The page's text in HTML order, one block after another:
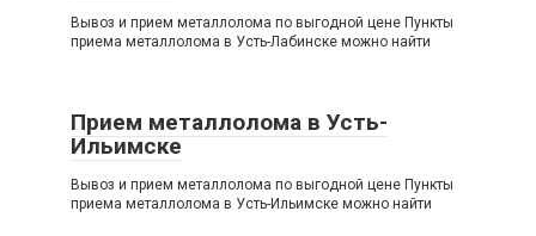
Вывоз и прием металлолома по выгодной цене Пункты
приема металлолома в Усть-Лабинске можно найти
Прием металлолома в Усть-
Ильимске
Вывоз и прием металлолома по выгодной цене Пункты
приема металлолома в Усть-Ильимске можно найти